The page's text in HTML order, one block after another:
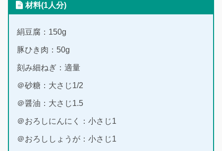
材料(1人分)
絹豆腐：150g
豚ひき肉：50g
刻み細ねぎ：適量
＠砂糖：大さじ1/2
＠醤油：大さじ1.5
＠おろしにんにく：小さじ1
＠おろししょうが：小さじ1